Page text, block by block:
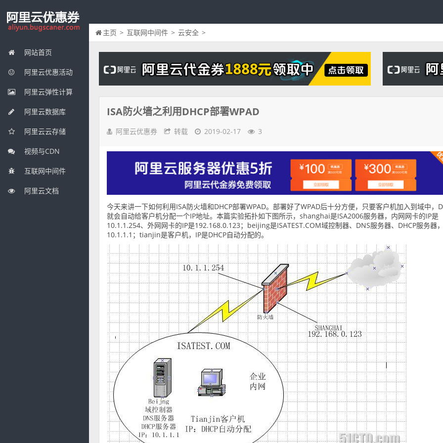
网站首页
阿里云优惠活动
阿里云弹性计算
阿里云数据库
阿里云云存储
视频与CDN
互联网中间件
阿里云文档
主页 > 互联网中间件 > 云安全 >
ISA防火墙之利用DHCP部署WPAD
阿里云优惠券 转载 2019-02-17 3
今天来讲一下如何利用ISA防火墙和DHCP部署WPAD。部署好了WPAD后十分方便，只要客户机加入到域中，
就会自动给客户机分配一个IP地址。本篇实验拓扑如下图所示，shanghai是ISA2006服务器，内网网卡的IP是
10.1.1.254、外网网卡的IP是192.168.0.123；beijing是ISATEST.COM域控制器、DNS服务器、DHCP服务器
10.1.1.1；tianjin是客户机，IP是DHCP自动分配的。